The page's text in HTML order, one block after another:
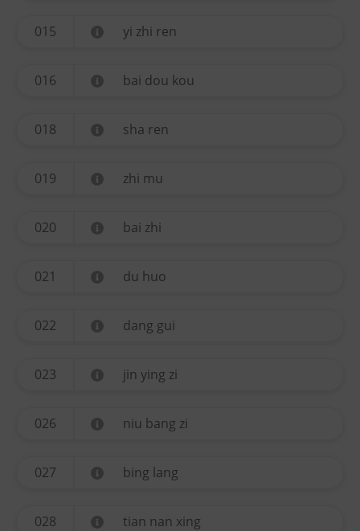
015 yi zhi ren
016 bai dou kou
018 sha ren
019 zhi mu
020 bai zhi
021 du huo
022 dang gui
023 jin ying zi
026 niu bang zi
027 bing lang
028 tian nan xing